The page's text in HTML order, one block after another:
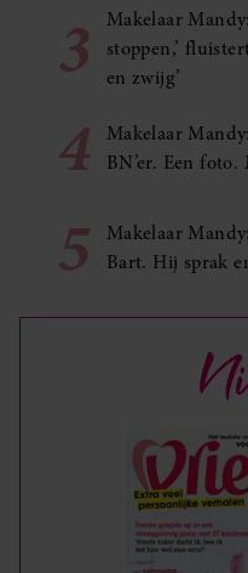
3
Makelaar
stoppen,’
en zwijg’
4
Makelaar
BN’er. Een
5
Makelaar
Bart. Hij sprak